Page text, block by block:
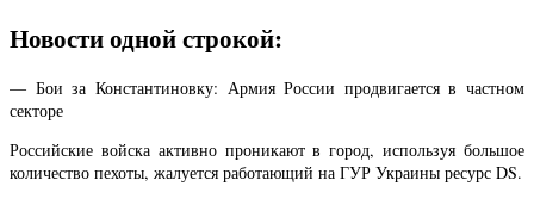
Новости одной строкой:
— Бои за Константиновку: Армия России продвигается в частном
секторе
Российские войска активно проникают в город, используя большое
количество пехоты, жалуется работающий на ГУР Украины ресурс DS.